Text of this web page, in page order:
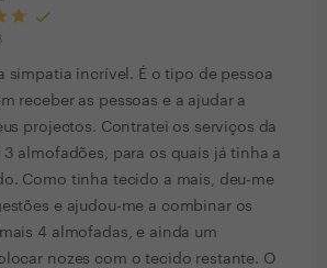
simpatia incrível. É o tipo de pessoa
receber as pessoas e a ajudar a
projectos. Contratei os serviços da
3 almofadões, para os quais já tinha a
Como tinha tecido a mais, deu-me
e ajudou-me a combinar os
4 almofadas, e ainda um
nozes com o tecido restante. O